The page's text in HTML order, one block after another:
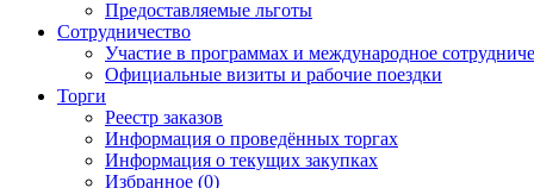
Предоставляемые льготы
Сотрудничество
Участие в программах и международное
Официальные визиты и рабочие поездки
Торги
Реестр заказов
Информация о проведённых торгах
Информация о текущих закупках
Избранное (0)